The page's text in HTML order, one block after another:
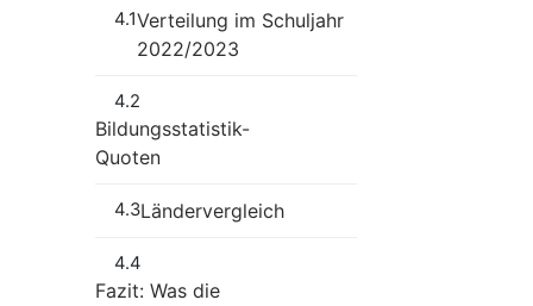
4.1Verteilung im Schuljahr
2022/2023
4.2
Bildungsstatistik-
Quoten
4.3Ländervergleich
4.4
Fazit: Was die